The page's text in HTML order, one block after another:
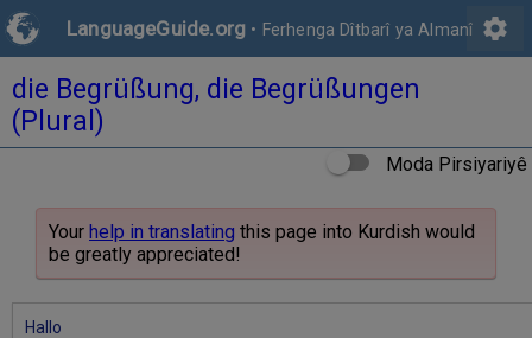
LanguageGuide.org • Ferhenga Dîtbarî ya Almanî settings
die Begrüßung, die Begrüßungen
(Plural)
Moda Pirsiyariyê
Your help in translating this page into Kurdish would
be greatly appreciated!
Hallo